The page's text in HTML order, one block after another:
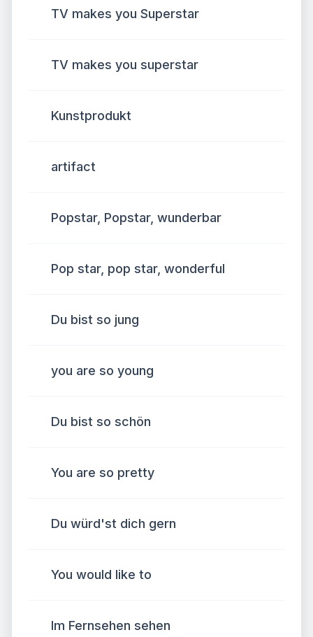
TV makes you Superstar
TV makes you superstar
Kunstprodukt
artifact
Popstar, Popstar, wunderbar
Pop star, pop star, wonderful
Du bist so jung
you are so young
Du bist so schön
You are so pretty
Du würd'st dich gern
You would like to
Im Fernsehen sehen